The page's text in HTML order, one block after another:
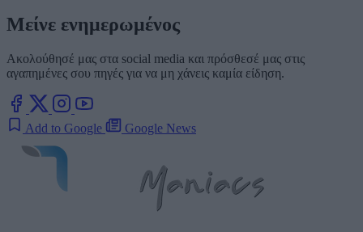
Μείνε ενημερωμένος
Ακολούθησέ μας στα social media και πρόσθεσέ μας στις
αγαπημένες σου πηγές για να μη χάνεις καμία είδηση.
Add to Google Google News